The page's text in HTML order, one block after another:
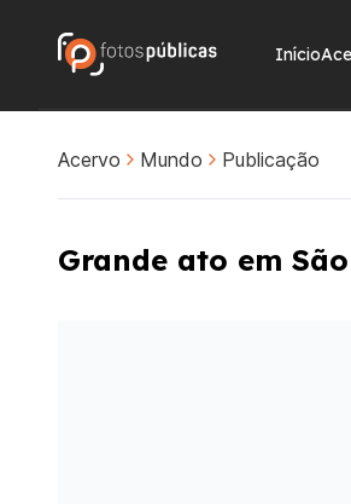
Início
Acervo Mundo Publicação
Grande ato em